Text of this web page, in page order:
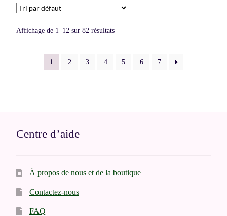
Affichage de 1–12 sur 82 résultats
1 2 3 4 5 6 7
Centre d’aide
À propos de nous et de la boutique
Contactez-nous
FAQ